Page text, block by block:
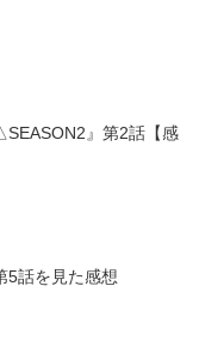
』第2話【感
5話を見た感想